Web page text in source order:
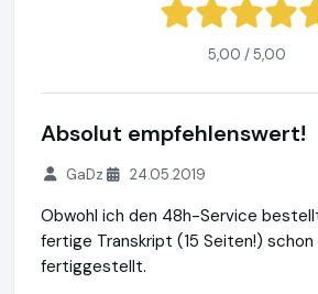
5,00 / 5,00
Absolut empfehlenswert!
GaDz 24.05.2019
Obwohl ich den 48h-Service
fertige Transkript (15 Seiten!)
fertiggestellt.